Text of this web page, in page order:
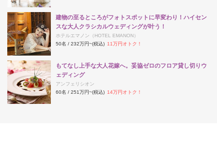
建物の至るところがフォトスポットに早変わり！ハイセン
スな大人クラシカルウェディングが叶う！
ホテルエマノン（HOTEL EMANON）
50名 / 232万円~(税込) 11万円オトク！
もてなし上手な大人花嫁へ。妥協ゼロのフロア貸し切りウ
ェディング
アンフェリシオン
60名 / 251万円~(税込) 14万円オトク！